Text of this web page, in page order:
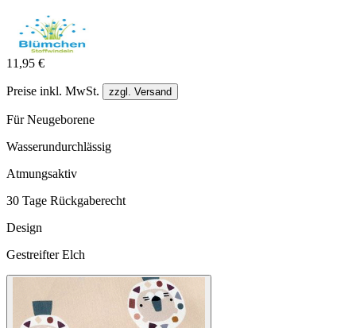
11,95 €
Preise inkl. MwSt. zzgl. Versand
Für Neugeborene
Wasserundurchlässig
Atmungsaktiv
30 Tage Rückgaberecht
Design
Gestreifter Elch